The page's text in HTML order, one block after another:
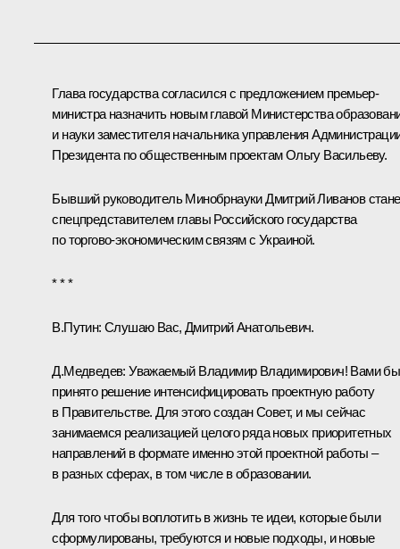
Глава государства согласился с предложением премьер-
министра назначить новым главой Министерства
и науки заместителя начальника управления
Президента по общественным проектамОльгу Васильеву.
Бывший руководитель МинобрнаукиДмитрий Ливанов
спецпредставителем главы Российского государства
по торгово-экономическим связям с Украиной.
* * *
В.Путин: Слушаю Вас, Дмитрий Анатольевич.
Д.Медведев: Уважаемый Владимир Владимирович! Вами
принято решение интенсифицировать проектную работу
в Правительстве. Для этого создан Совет, и мы сейчас
занимаемся реализацией целого ряда новых приоритетных
направлений в формате именно этой проектной работы –
в разных сферах, в том числе в образовании.
Для того чтобы воплотить в жизнь те идеи, которые были
сформулированы, требуются и новые подходы, и новые